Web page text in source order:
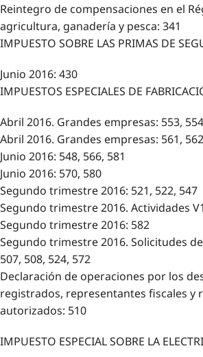
Reintegro de compensaciones en el
agricultura, ganadería y pesca: 341
IMPUESTO SOBRE LAS PRIMAS DE
Junio 2016: 430
IMPUESTOS ESPECIALES DE
Abril 2016. Grandes empresas: 553,
Abril 2016. Grandes empresas: 561,
Junio 2016: 548, 566, 581
Junio 2016: 570, 580
Segundo trimestre 2016: 521, 522, 547
Segundo trimestre 2016. Actividades
Segundo trimestre 2016: 582
Segundo trimestre 2016. Solicitudes
507, 508, 524, 572
Declaración de operaciones por los
registrados, representantes fiscales y
autorizados: 510
IMPUESTO ESPECIAL SOBRE LA